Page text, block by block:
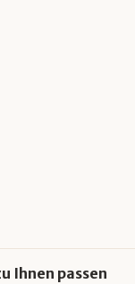
Ihnen passen